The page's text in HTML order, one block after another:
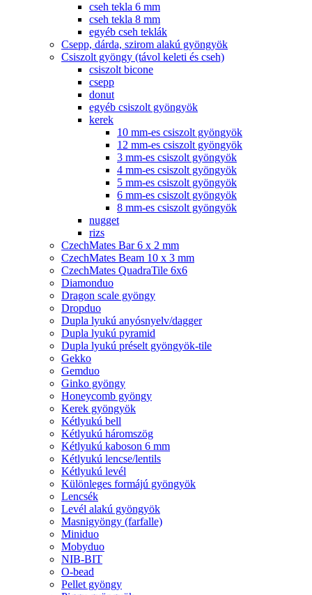
cseh tekla 6 mm
cseh tekla 8 mm
egyéb cseh teklák
Csepp, dárda, szirom alakú gyöngyök
Csiszolt gyöngy (távol keleti és cseh)
csiszolt bicone
csepp
donut
egyéb csiszolt gyöngyök
kerek
10 mm-es csiszolt gyöngyök
12 mm-es csiszolt gyöngyök
3 mm-es csiszolt gyöngyök
4 mm-es csiszolt gyöngyök
5 mm-es csiszolt gyöngyök
6 mm-es csiszolt gyöngyök
8 mm-es csiszolt gyöngyök
nugget
rizs
CzechMates Bar 6 x 2 mm
CzechMates Beam 10 x 3 mm
CzechMates QuadraTile 6x6
Diamonduo
Dragon scale gyöngy
Dropduo
Dupla lyukú anyósnyelv/dagger
Dupla lyukú pyramid
Dupla lyukú préselt gyöngyök-tile
Gekko
Gemduo
Ginko gyöngy
Honeycomb gyöngy
Kerek gyöngyök
Kétlyukú bell
Kétlyukú háromszög
Kétlyukú kaboson 6 mm
Kétlyukú lencse/lentils
Kétlyukú levél
Különleges formájú gyöngyök
Lencsék
Levél alakú gyöngyök
Masnigyöngy (farfalle)
Miniduo
Mobyduo
NIB-BIT
O-bead
Pellet gyöngy